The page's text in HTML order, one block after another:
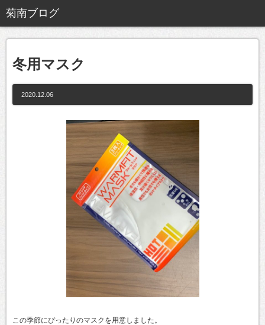
冬用マスク
2020.12.06
この季節にぴったりのマスクを用意しました。